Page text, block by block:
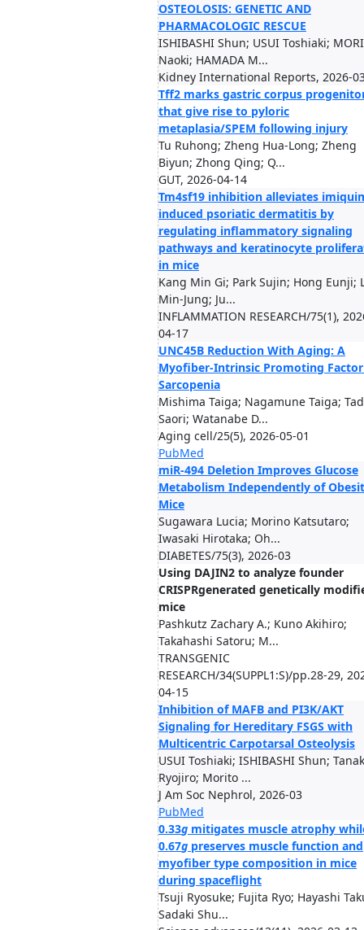
OSTEOLOSIS: GENETIC AND
PHARMACOLOGIC RESCUE
ISHIBASHI Shun; USUI Toshiaki;
Naoki; HAMADA M...
Kidney International Reports, 2026-
Tff2 marks gastric corpus
that give rise to pyloric
metaplasia/SPEM following injury
Tu Ruhong; Zheng Hua-Long; Zheng
Biyun; Zhong Qing; Q...
GUT, 2026-04-14
Tm4sf19 inhibition alleviates
induced psoriatic dermatitis by
regulating inflammatory signaling
pathways and keratinocyte
in mice
Kang Min Gi; Park Sujin; Hong Eunji;
Min-Jung; Ju...
INFLAMMATION RESEARCH/75(1),
04-17
UNC45B Reduction With Aging: A
Myofiber-Intrinsic Promoting
Sarcopenia
Mishima Taiga; Nagamune Taiga;
Saori; Watanabe D...
Aging cell/25(5), 2026-05-01
PubMed
miR-494 Deletion Improves Glucose
Metabolism Independently of
Mice
Sugawara Lucia; Morino Katsutaro;
Iwasaki Hirotaka; Oh...
DIABETES/75(3), 2026-03
Using DAJIN2 to analyze founder
CRISPRgenerated genetically
mice
Pashkutz Zachary A.; Kuno Akihiro;
Takahashi Satoru; M...
TRANSGENIC
RESEARCH/34(SUPPL1:S)/pp.28-29,
04-15
Inhibition of MAFB and PI3K/AKT
Signaling for Hereditary FSGS with
Multicentric Carpotarsal Osteolysis
USUI Toshiaki; ISHIBASHI Shun;
Ryojiro; Morito ...
J Am Soc Nephrol, 2026-03
PubMed
0.33g mitigates muscle atrophy
0.67g preserves muscle function and
myofiber type composition in mice
during spaceflight
Tsuji Ryosuke; Fujita Ryo; Hayashi
Sadaki Shu...